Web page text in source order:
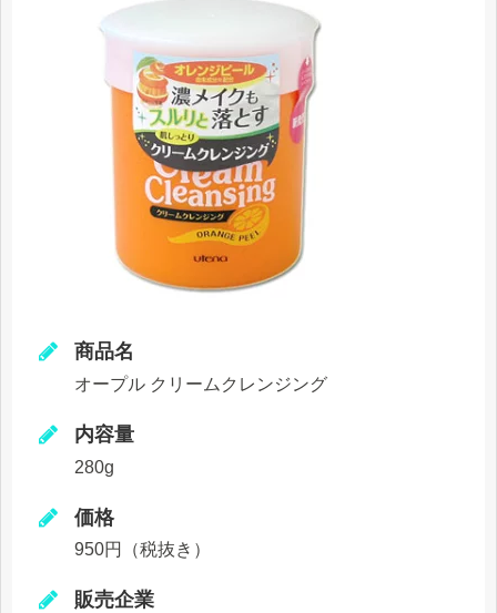
商品名
オープル クリームクレンジング
内容量
280g
価格
950円（税抜き）
販売企業